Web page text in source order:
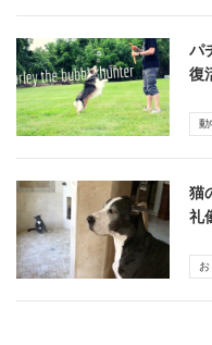
パ
復
猫
礼
お